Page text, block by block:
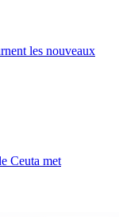
les nouveaux
Ceuta met